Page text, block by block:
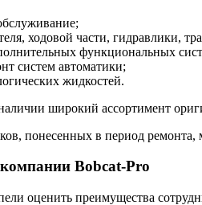
ходовой части, гидравлики,
функциональных
систем автоматики;
жидкостей.
широкий ассортимент
понесенных в период ремонта,
Bobcat-Pro
оценить преимущества